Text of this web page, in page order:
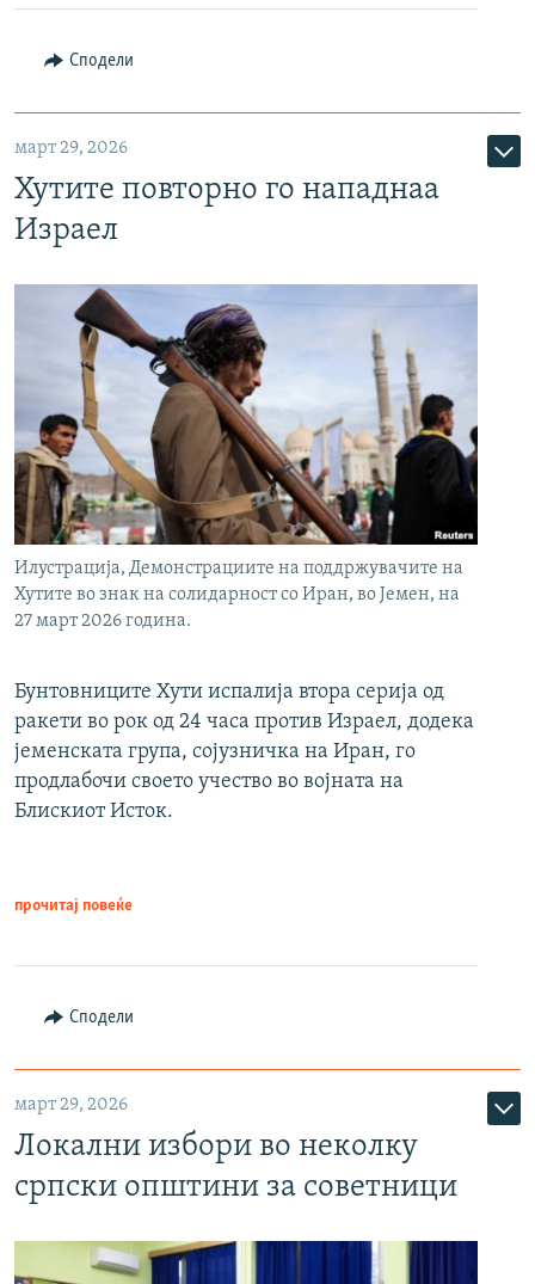
Сподели
март 29, 2026
Хутите повторно го нападнаа
Израел
Илустрација, Демонстрациите на поддржувачите на
Хутите во знак на солидарност со Иран, во Јемен, на
27 март 2026 година.
Бунтовниците Хути испалија втора серија од
ракети во рок од 24 часа против Израел, додека
јеменската група, сојузничка на Иран, го
продлабочи своето учество во војната на
Блискиот Исток.
прочитај повеќе
Сподели
март 29, 2026
Локални избори во неколку
српски општини за советници